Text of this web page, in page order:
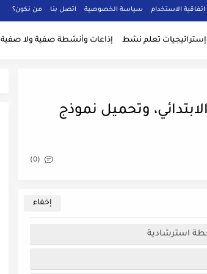
اتفاقية الاستخدام سياسة الخصوصية اتصل بنا من نكون؟
تعلم نشط إذاعات وأنشطة صفية ولا صفية
وتحميل نموذج
(0)
خطة استرشادية